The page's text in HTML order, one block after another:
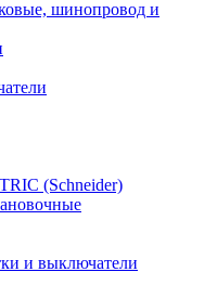
шинопровод и
(Schneider)
и выключатели